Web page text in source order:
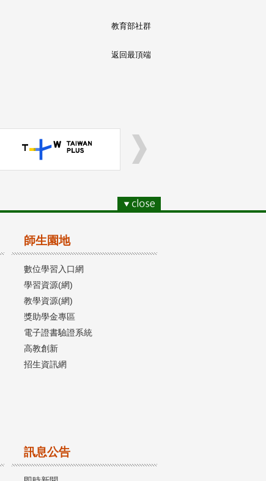
教育部社群
返回最頂端
師生園地
數位學習入口網
學習資源(網)
教學資源(網)
獎助學金專區
電子證書驗證系統
高教創新
招生資訊網
訊息公告